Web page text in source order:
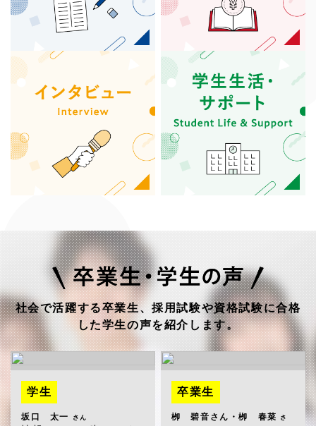
社会で活躍する卒業生、採用試験や資格試験に合格
した学生の声を紹介します。
学生
坂口 太一 さん
卒業生
栁 碧音さん・栁 春菜
さ